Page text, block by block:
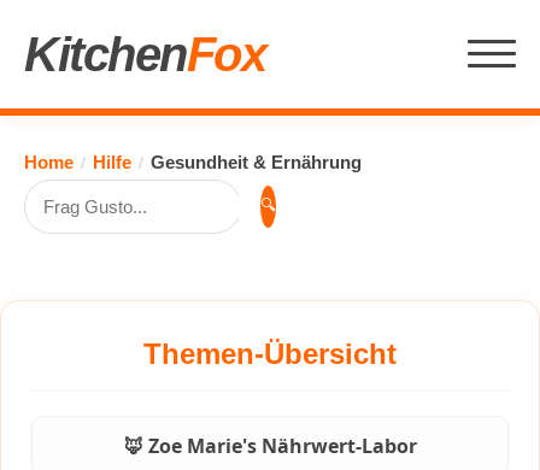
KitchenFox
Home / Hilfe / Gesundheit & Ernährung
🔍
Themen-Übersicht
🦊 Zoe Marie's Nährwert-Labor